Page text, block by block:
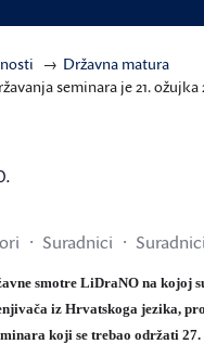
Državna matura
seminara je 21. ožujka
Suradnici
smotre LiDraNO na kojoj
iz Hrvatskoga jezika,
koji se trebao održati 27.